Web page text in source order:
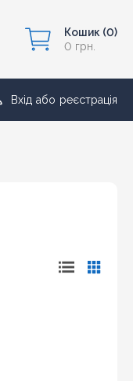
Кошик (0)
0 грн.
Вхід або реєстрація